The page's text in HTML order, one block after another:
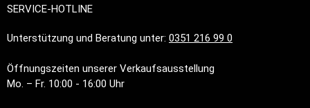
SERVICE-HOTLINE
Unterstützung und Beratung unter: 0351 216 99 0
Öffnungszeiten unserer Verkaufsausstellung
Mo. – Fr. 10:00 - 16:00 Uhr